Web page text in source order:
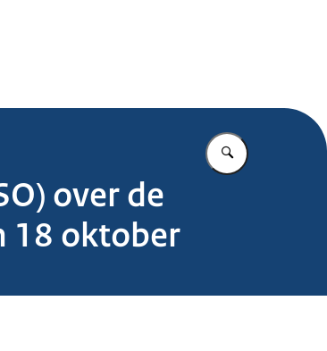
Vul in wat u
over de
18 oktober